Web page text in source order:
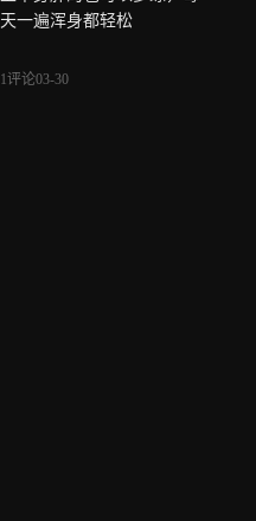
天一遍浑身都轻松
1评论03-30